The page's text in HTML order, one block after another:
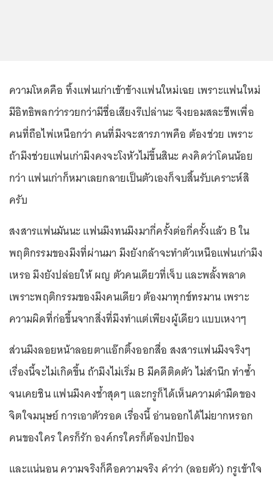
ความโหดคือ ทิ้งแฟนเก่าเข้าข้างแฟนใหม่เฉย เพราะแฟนใหม่
มีอิทธิพลกว่ารวยกว่ามีชื่อเสียงรึเปล่านะ จึงยอมสละชีพเพื่อ
คนที่ถือไพ่เหนือกว่า คนที่มึงจะสารภาพคือ ต้องช่วย เพราะ
ถ้ามึงช่วยแฟนเก่ามึงคงจะโงหัวไม่ขึ้นสินะ คงคิดว่าโดนน้อย
กว่า แฟนเก่าก็หมาเลยกลายเป็นตัวเองก็จบสิ้นรับเคราะห์สิ
ครับ
สงสารแฟนมันนะ แฟนมึงทนมึงมากี่ครั้งต่อกี่ครั้งแล้ว B ใน
พฤติกรรมของมึงที่ผ่านมา มึงยังกล้าจะทำตัวเหนือแฟนเก่ามึง
เหรอ มึงยังปล่อยให้ ผญ ตัวคนเดียวที่เจ็บ และพลั้งพลาด
เพราะพฤติกรรมของมึงคนเดียว ต้องมาทุกข์ทรมาน เพราะ
ความผิดที่ก่อขึ้นจากสิ่งที่มึงทำแต่เพียงผู้เดียว แบบเหงาๆ
ส่วนมึงลอยหน้าลอยตาแอ๊กติ้งออกสื่อ สงสารแฟนมึงจริงๆ
เรื่องนี้จะไม่เกิดขึ้น ถ้ามึงไม่เริ่ม B มีคดีติดตัว ไม่สำนึก ทำซ้ำ
จนเคยชิน แฟนมึงคงช้ำสุดๆ และกรูก็ได้เห็นความดำมืดของ
จิตใจมนุษย์ การเอาตัวรอด เรื่องนี้ อ่านออกได้ไม่ยากหรอก
คนของใคร ใครก็รัก องค์กรใครก็ต้องปกป้อง
และแน่นอน ความจริงก็คือความจริง คำว่า (ลอยตัว) กรูเข้าใจ